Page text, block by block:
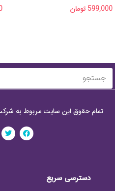
599,000 تومان
تمام حقوق این سایت مربوط به
دسترسی سریع